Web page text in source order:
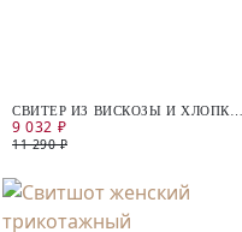
СВИТЕР ИЗ ВИСКОЗЫ И ХЛОПКА
С ЦВЕТОЧНЫМ МОТИВОМ
9 032 ₽
11 290 ₽